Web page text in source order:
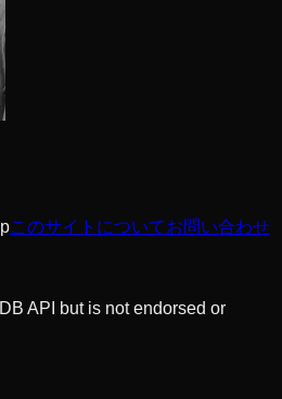
このサイトについてお問い合わせ
API but is not endorsed or